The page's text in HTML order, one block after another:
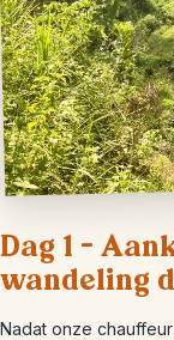
Dag 1 –
wandeling
Nadat onze